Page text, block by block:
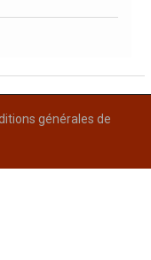
générales de